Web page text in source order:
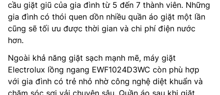
cầu giặt giũ của gia đình từ 5 đến 7 thành viên. Những
gia đình có thói quen dồn nhiều quần áo giặt một lần
cũng sẽ tối ưu được thời gian và chi phí điện nước
hơn.
Ngoài khả năng giặt sạch mạnh mẽ, máy giặt
Electrolux lồng ngang EWF1024D3WC còn phù hợp
với gia đình có trẻ nhỏ nhờ công nghệ diệt khuẩn và
chăm sóc sợi vải chuyên sâu. Quần áo sau khi giặt